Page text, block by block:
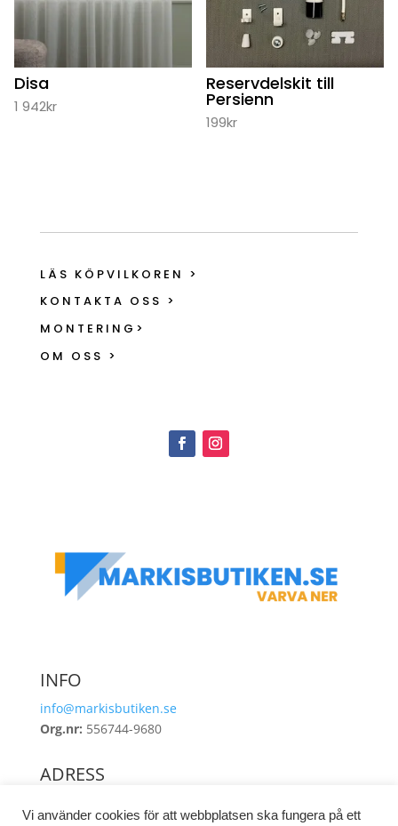
Disa
1 942kr
Reservdelskit till
Persienn
199kr
LÄS KÖPVILKOREN >
KONTAKTA OSS >
MONTERING>
OM OSS >
INFO
info@markisbutiken.se
Org.nr: 556744-9680
ADRESS
Vi använder cookies för att webbplatsen ska fungera på ett